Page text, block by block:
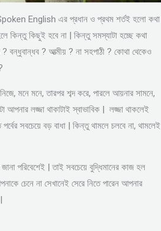
English এর প্রধান ও প্রথম শর্তই হলো কথা
কিন্তু কিছুই হবে না | কিন্তু সমস্যাটা হচ্ছে কথা
? বন্ধুবান্ধব ? আত্মীয় ? না সহপাঠী ? কোথা থেকেও
মনে মনে, তারপর শব্দ করে, পারলে আয়নার সামনে,
আপনার লজ্জা থাকাটাই স্বাভাবিক | লজ্জা থাকলেই
সবচেয়ে বড় বাধা | কিন্তু থামলে চলবে না, থামলেই
পরিবেশেই | তাই সবচেয়ে বুদ্ধিমানের কাজ হল
চেনে না সেখানেই সেরে নিতে পারেন আপনার